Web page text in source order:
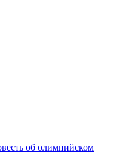
об олимпийском